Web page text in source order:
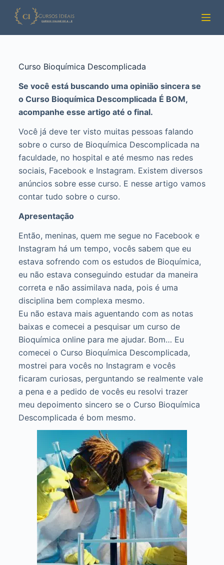
Pular
para
Curso Bioquímica Descomplicada
Se você está buscando uma opinião sincera se
o Curso Bioquímica Descomplicada É BOM,
acompanhe esse artigo até o final.
Você já deve ter visto muitas pessoas falando
sobre o curso de Bioquímica Descomplicada na
faculdade, no hospital e até mesmo nas redes
sociais, Facebook e Instagram. Existem diversos
anúncios sobre esse curso. E nesse artigo vamos
contar tudo sobre o curso.
Apresentação
Então, meninas, quem me segue no Facebook e
Instagram há um tempo, vocês sabem que eu
estava sofrendo com os estudos de Bioquímica,
eu não estava conseguindo estudar da maneira
correta e não assimilava nada, pois é uma
disciplina bem complexa mesmo.
Eu não estava mais aguentando com as notas
baixas e comecei a pesquisar um curso de
Bioquímica online para me ajudar. Bom… Eu
comecei o Curso Bioquímica Descomplicada,
mostrei para vocês no Instagram e vocês
ficaram curiosas, perguntando se realmente vale
a pena e a pedido de vocês eu resolvi trazer
meu depoimento sincero se o Curso Bioquímica
Descomplicada é bom mesmo.